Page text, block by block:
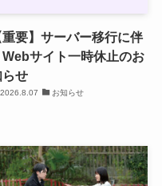
重要】サーバー移行に伴
Webサイト一時休止のお
らせ
2026.8.07 お知らせ